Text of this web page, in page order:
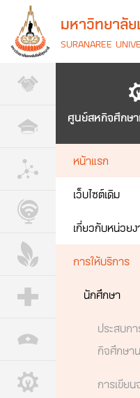
มหาวิทยาลัย
SURANAREE
ศูนย์สหกิจศึกษ
หน้าแรก
เว็บไซต์เดิม
เกี่ยวกับหน่วยง
การให้บริการ
นักศึกษา
ประสบก
กิจศึกษา
การเขีย